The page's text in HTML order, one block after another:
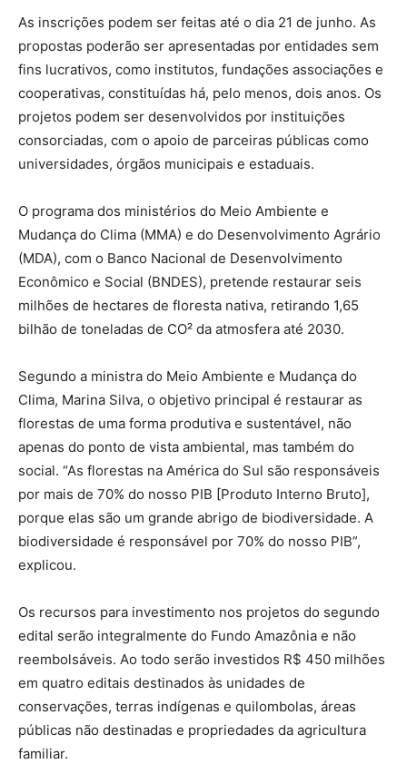
As inscrições podem ser feitas até o dia 21 de junho. As
propostas poderão ser apresentadas por entidades sem
fins lucrativos, como institutos, fundações associações e
cooperativas, constituídas há, pelo menos, dois anos. Os
projetos podem ser desenvolvidos por instituições
consorciadas, com o apoio de parceiras públicas como
universidades, órgãos municipais e estaduais.
O programa dos ministérios do Meio Ambiente e
Mudança do Clima (MMA) e do Desenvolvimento Agrário
(MDA), com o Banco Nacional de Desenvolvimento
Econômico e Social (BNDES), pretende restaurar seis
milhões de hectares de floresta nativa, retirando 1,65
bilhão de toneladas de CO² da atmosfera até 2030.
Segundo a ministra do Meio Ambiente e Mudança do
Clima, Marina Silva, o objetivo principal é restaurar as
florestas de uma forma produtiva e sustentável, não
apenas do ponto de vista ambiental, mas também do
social. “As florestas na América do Sul são responsáveis
por mais de 70% do nosso PIB [Produto Interno Bruto],
porque elas são um grande abrigo de biodiversidade. A
biodiversidade é responsável por 70% do nosso PIB”,
explicou.
Os recursos para investimento nos projetos do segundo
edital serão integralmente do Fundo Amazônia e não
reembolsáveis. Ao todo serão investidos R$ 450 milhões
em quatro editais destinados às unidades de
conservações, terras indígenas e quilombolas, áreas
públicas não destinadas e propriedades da agricultura
familiar.